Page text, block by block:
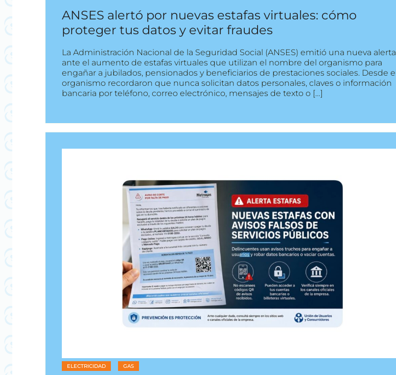
ANSES alertó por nuevas estafas virtuales: cómo
proteger tus datos y evitar fraudes
La Administración Nacional de la Seguridad Social (ANSES) emitió una nueva alerta
ante el aumento de estafas virtuales que utilizan el nombre del organismo para
engañar a jubilados, pensionados y beneficiarios de prestaciones sociales. Desde el
organismo recordaron que nunca solicitan datos personales, claves o información
bancaria por teléfono, correo electrónico, mensajes de texto o […]
ELECTRICIDAD GAS